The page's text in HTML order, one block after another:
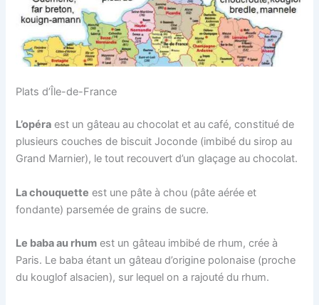
Plats d’Île-de-France
L’opéra est un gâteau au chocolat et au café, constitué de
plusieurs couches de biscuit Joconde (imbibé du sirop au
Grand Marnier), le tout recouvert d’un glaçage au chocolat.
La chouquette est une pâte à chou (pâte aérée et
fondante) parsemée de grains de sucre.
Le baba au rhum est un gâteau imbibé de rhum, crée à
Paris. Le baba étant un gâteau d’origine polonaise (proche
du kouglof alsacien), sur lequel on a rajouté du rhum.